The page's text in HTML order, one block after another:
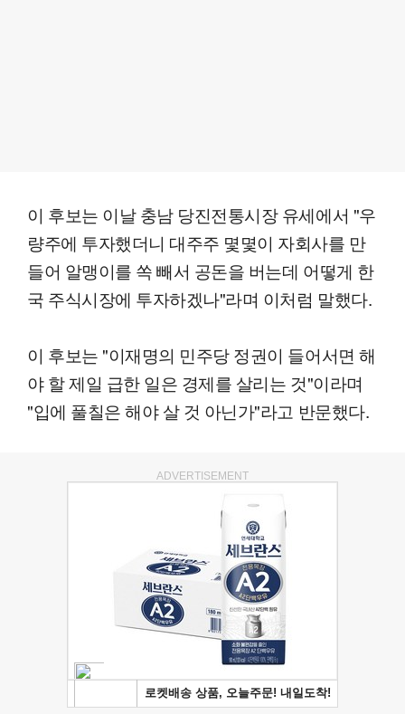
이 후보는 이날 충남 당진전통시장 유세에서 "우
량주에 투자했더니 대주주 몇몇이 자회사를 만
들어 알맹이를 쏙 빼서 공돈을 버는데 어떻게 한
국 주식시장에 투자하겠나"라며 이처럼 말했다.
이 후보는 "이재명의 민주당 정권이 들어서면 해
야 할 제일 급한 일은 경제를 살리는 것"이라며
"입에 풀칠은 해야 살 것 아닌가"라고 반문했다.
ADVERTISEMENT